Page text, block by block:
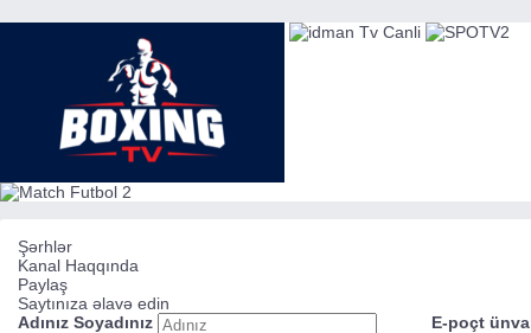
Şərhlər
Kanal Haqqında
Paylaş
Saytınıza əlavə edin
Adınız Soyadınız
E-poçt